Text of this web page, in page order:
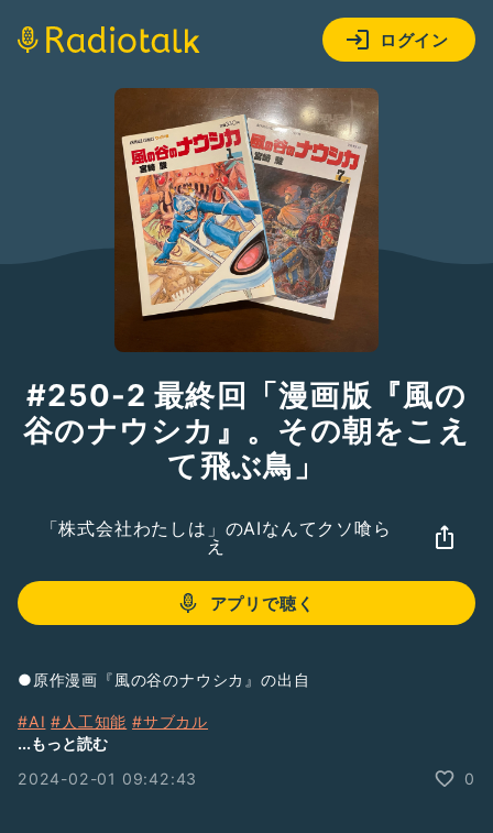
ログイン
#250-2 最終回「漫画版『風の
谷のナウシカ』。その朝をこえ
て飛ぶ鳥」
「株式会社わたしは」のAIなんてクソ喰ら
え
アプリで聴く
●原作漫画『風の谷のナウシカ』の出自
#AI #人工知能 #サブカル
感想&リクエストはこちら
...もっと読む
2024-02-01 09:42:43
0